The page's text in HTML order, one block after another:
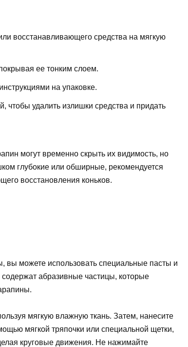
восстанавливающего средства на мягкую
ее тонким слоем.
на упаковке.
чтобы удалить излишки средства и придать
могут временно скрыть их видимость, но
глубокие или обширные, рекомендуется
восстановления коньков.
вы можете использовать специальные пасты и
абразивные частицы, которые
мягкую влажную ткань. Затем, нанесите
мягкой тряпочки или специальной щетки,
круговые движения. Не нажимайте